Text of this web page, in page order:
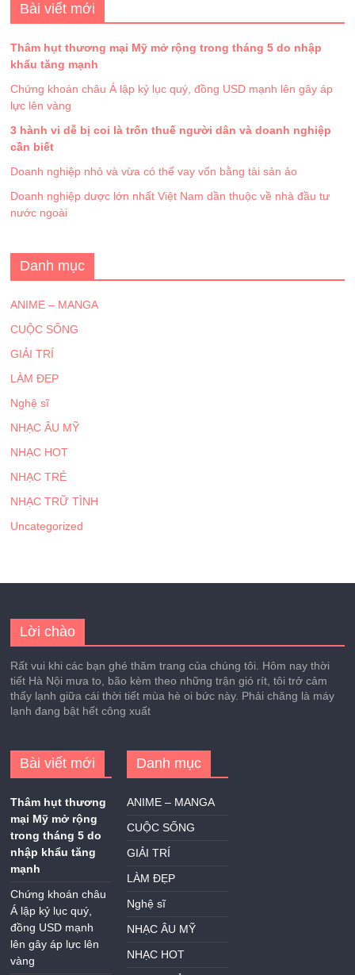
Bài viết mới
Thâm hụt thương mại Mỹ mở rộng trong tháng 5 do nhập
khẩu tăng mạnh
Chứng khoán châu Á lập kỷ lục quý, đồng USD mạnh lên gây áp
lực lên vàng
3 hành vi dễ bị coi là trốn thuế người dân và doanh nghiệp
cần biết
Doanh nghiệp nhỏ và vừa có thể vay vốn bằng tài sản ảo
Doanh nghiệp dược lớn nhất Việt Nam dần thuộc về nhà đầu tư
nước ngoài
Danh mục
ANIME – MANGA
CUỘC SỐNG
GIẢI TRÍ
LÀM ĐẸP
Nghệ sĩ
NHẠC ÂU MỸ
NHẠC HOT
NHẠC TRẺ
NHẠC TRỮ TÌNH
Uncategorized
Lời chào
Rất vui khi các bạn ghé thăm trang của chúng tôi. Hôm nay thời
tiết Hà Nội mưa to, bão kèm theo những trận gió rít, tôi trở cảm
thấy lạnh giữa cái thời tiết mùa hè oi bức này. Phải chăng là máy
lạnh đang bật hết công xuất
Bài viết mới
Thâm hụt thương
mại Mỹ mở rộng
trong tháng 5 do
nhập khẩu tăng
mạnh
Chứng khoán châu
Á lập kỷ lục quý,
đồng USD mạnh
lên gây áp lực lên
vàng
Danh mục
ANIME – MANGA
CUỘC SỐNG
GIẢI TRÍ
LÀM ĐẸP
Nghệ sĩ
NHẠC ÂU MỸ
NHẠC HOT